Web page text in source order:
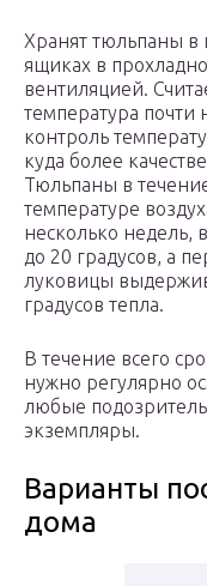
Хранят тюльпаны в
ящиках в
вентиляцией.
температура почти
контроль
куда более
Тюльпаны в
температуре
несколько недель,
до 20 градусов, а
луковицы
градусов тепла.
В течение всего
нужно регулярно
любые
экземпляры.
Варианты
дома